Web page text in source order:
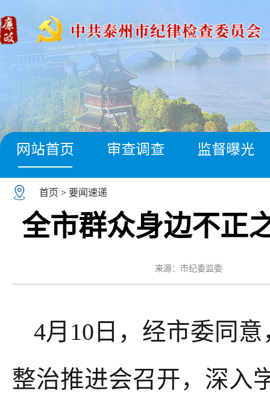
网站首页 审查调查 监督曝光
首页 > 要闻速递
全市群众身边不正
来源：市纪委监委
4月 10 日，经市委同
整治推进会召开， 深入